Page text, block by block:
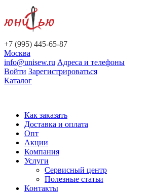
+7 (995) 445-65-87
Москва
info@unisew.ru Адреса и телефоны
Войти Зарегистрироваться
Каталог
Как заказать
Доставка и оплата
Опт
Акции
Компания
Услуги
Сервисный центр
Полезные статьи
Контакты